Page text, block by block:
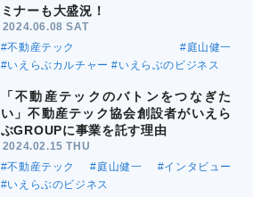
ミナーも大盛況！
2024.06.08 SAT
#不動産テック
#庭山健一
#いえらぶカルチャー #いえらぶのビジネス
「不動産テックのバトンをつなぎた
い」不動産テック協会創設者がいえら
ぶGROUPに事業を託す理由
2024.02.15 THU
#不動産テック
#庭山健一
#インタビュー
#いえらぶのビジネス